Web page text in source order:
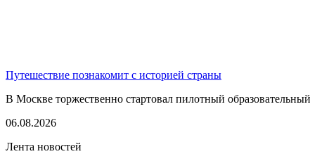
Путешествие познакомит с историей страны
В Москве торжественно стартовал пилотный
06.08.2026
Лента новостей